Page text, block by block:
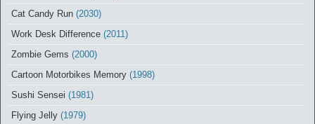
Cat Candy Run (2030)
Work Desk Difference (2011)
Zombie Gems (2000)
Cartoon Motorbikes Memory (1998)
Sushi Sensei (1981)
Flying Jelly (1979)